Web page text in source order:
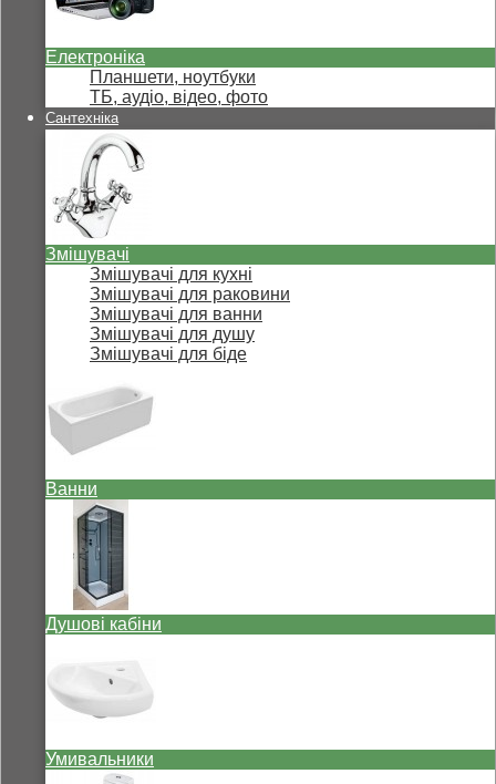
Електроніка
Планшети, ноутбуки
ТБ, аудіо, відео, фото
Сантехніка
Змішувачі
Змішувачі для кухні
Змішувачі для раковини
Змішувачі для ванни
Змішувачі для душу
Змішувачі для біде
Ванни
Душові кабіни
Умивальники